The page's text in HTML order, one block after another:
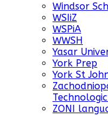
Windsor
WSIiZ
WSPiA
WWSH
Yasar
York Prep
York St
ZONI